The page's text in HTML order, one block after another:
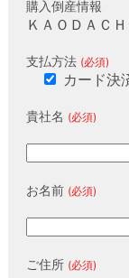
購入倒産情報
ＫＡＯＤＡＣ
支払方法 (必須)
カード決
貴社名 (必須)
お名前 (必須)
ご住所 (必須)